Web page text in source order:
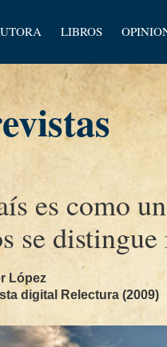
LIBROS
Artículos
es como
se
López
digital Relectura (2009)